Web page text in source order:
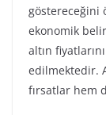
göstereceğini
ekonomik
altın
edilmektedir.
fırsatlar hem